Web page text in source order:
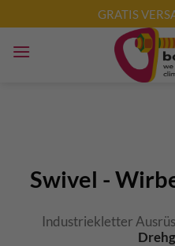
Inhalt
springen
GRATIS
Swivel -
Industriekletter